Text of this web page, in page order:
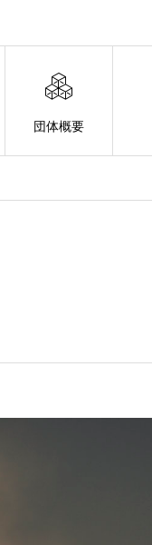
団体概要